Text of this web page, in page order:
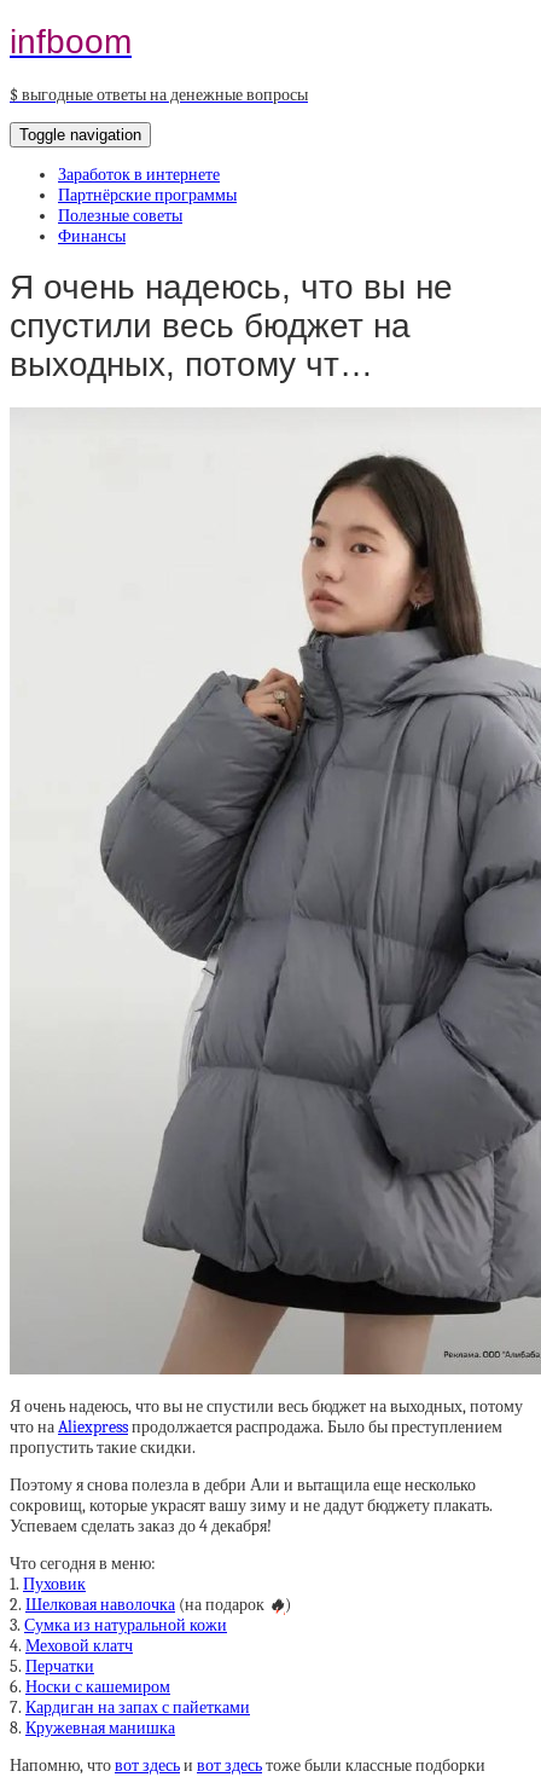
infboom
$ выгодные ответы на денежные вопросы
Toggle navigation
Заработок в интернете
Партнёрские программы
Полезные советы
Финансы
Я очень надеюсь, что вы не
спустили весь бюджет на
выходных, потому чт…
Я очень надеюсь, что вы не спустили весь бюджет на выходных, потому
что наAliexpressпродолжается распродажа. Было бы преступлением
пропустить такие скидки.
Поэтому я снова полезла в дебри Али и вытащила еще несколько
сокровищ, которые украсят вашу зиму и не дадут бюджету плакать.
Успеваем сделать заказ до 4 декабря!
Что сегодня в меню:
1. Пуховик
2. Шелковая наволочка (на подарок 🔥)
3. Сумка из натуральной кожи
4. Меховой клатч
5. Перчатки
6. Носки с кашемиром
7. Кардиган на запах с пайетками
8. Кружевная манишка
Напомню, чтовот здесьи вот здесьтоже были классные подборки